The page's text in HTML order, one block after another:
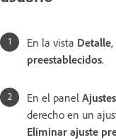
En la vista Detalle
preestablecidos.
En el panel
derecho en un
Eliminar ajuste